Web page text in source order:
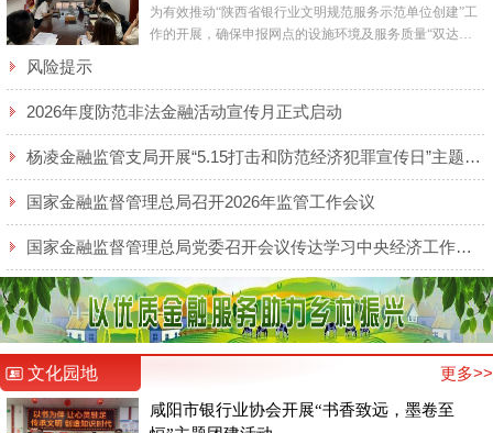
督查
为有效推动“陕西省银行业文明规范服务示范单位创建”工
作的开展，确保申报网点的设施环境及服务质量“双达
风险提示
2026年度防范非法金融活动宣传月正式启动
杨凌金融监管支局开展“5.15打击和防范经济犯罪宣传日”主题宣传活动
国家金融监督管理总局召开2026年监管工作会议
国家金融监督管理总局党委召开会议传达学习中央经济工作会议精神
文化园地 更多>>
咸阳市银行业协会开展“书香致远，墨卷至